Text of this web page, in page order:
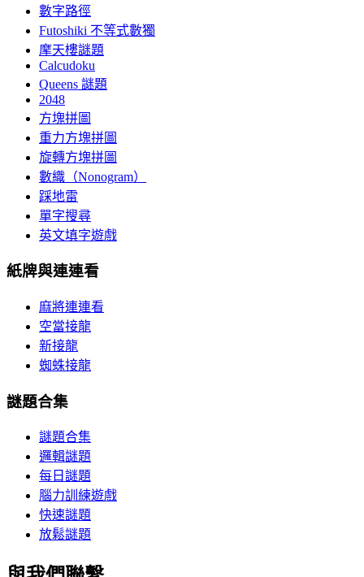
數字路徑
Futoshiki 不等式數獨
摩天樓謎題
Calcudoku
Queens 謎題
2048
方塊拼圖
重力方塊拼圖
旋轉方塊拼圖
數織（Nonogram）
踩地雷
單字搜尋
英文填字遊戲
紙牌與連連看
麻將連連看
空當接龍
新接龍
蜘蛛接龍
謎題合集
謎題合集
邏輯謎題
每日謎題
腦力訓練遊戲
快速謎題
放鬆謎題